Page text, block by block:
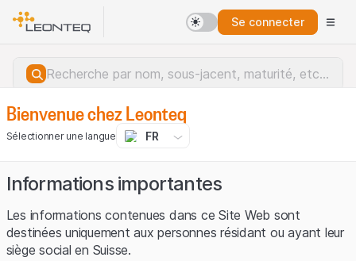
Se connecter
Bienvenue chez Leonteq
Sélectionner une langue FR
Informations importantes
Les informations contenues dans ce Site Web sont
destinées uniquement aux personnes résidant ou ayant leur
siège social en Suisse.